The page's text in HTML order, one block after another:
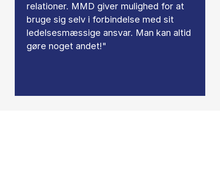
relationer. MMD giver mulighed for at
bruge sig selv i forbindelse med sit
ledelsesmæssige ansvar. Man kan altid
gøre noget andet!"